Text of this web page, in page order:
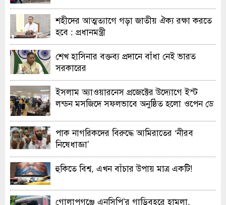
শহীদের আত্মত্যাগে গড়া জাতীয় ঐক্য রক্ষা করতে
হবে : প্রধানমন্ত্রী
শেখ হাসিনার বক্তব্য প্রদানে বাঁধা নেই ভারত
সরকারের
ইসলাম অ্যাওয়ারনেস প্রজেক্টের উদ্যোগে ইস্ট
লন্ডন মসজিদে সফলভাবে অনুষ্ঠিত হলো ওপেন ডে
পাক নাগরিকদের বিরুদ্ধে আমিরাতের ‘নীরব
নিষেধাজ্ঞা’
হুকিতে বিশ্ব, এখন বাঁচার উপায় মাত্র একটি!
গোলাপগঞ্জে এনসিপি’র গাড়িবহরে হামলা,